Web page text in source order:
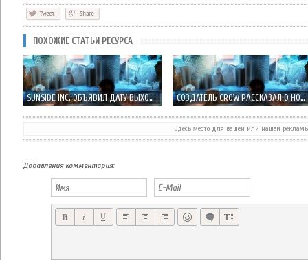
ПОХОЖИЕ СТАТЬИ РЕСУРСА
SUNSIDE INC. ОБЪЯВИЛ ДАТУ ВЫХОДА ABDUCTED - 19 ДЕКАБРЯ! СОЗДАТЕЛЬ CROW РАССКАЗАЛ О НОВОМ ПРОЕКТЕ ABDUCTED
Здесь место для вашей или нашей
Добавления комментария: